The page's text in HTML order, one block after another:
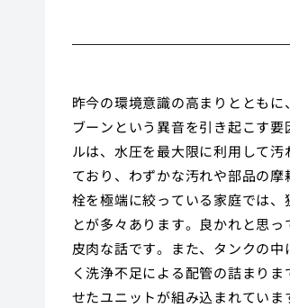
昨今の環境意識の高まりととも
ブーンという異音を引き起こす
ルは、水圧を最大限に利用して
ており、わずかな汚れや部品の
栓を極端に絞っている家庭では
とが多々あります。良かれと思
皮肉な話です。また、タンクの
く洗浄不足による配管の詰まり
せたユニットが組み込まれてい